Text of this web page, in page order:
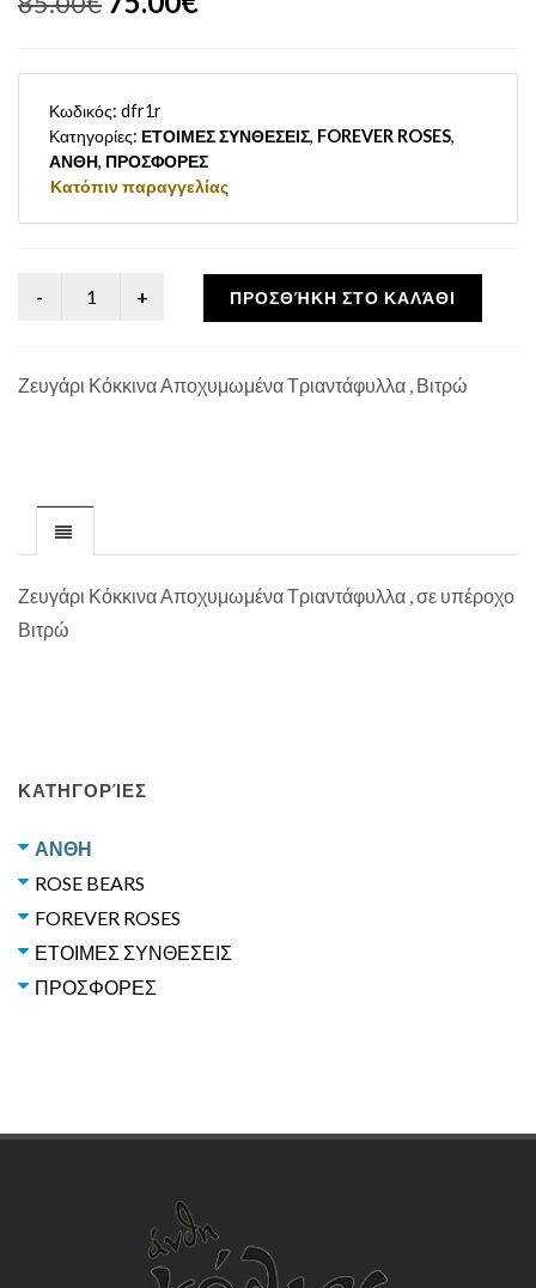
Κωδικός: dfr1r
Κατηγορίες: ΕΤΟΙΜΕΣ ΣΥΝΘΕΣΕΙΣ, FOREVER ROSES,
ΑΝΘΗ, ΠΡΟΣΦΟΡΕΣ
Κατόπιν παραγγελίας
ΠΡΟΣΘΉΚΗ ΣΤΟ ΚΑΛΆΘΙ
Ζευγάρι Κόκκινα Αποχυμωμένα Τριαντάφυλλα , Βιτρώ
Ζευγάρι Κόκκινα Αποχυμωμένα Τριαντάφυλλα , σε υπέροχο
Βιτρώ
ΚΑΤΗΓΟΡΊΕΣ
ΑΝΘΗ
ROSE BEARS
FOREVER ROSES
ΕΤΟΙΜΕΣ ΣΥΝΘΕΣΕΙΣ
ΠΡΟΣΦΟΡΕΣ